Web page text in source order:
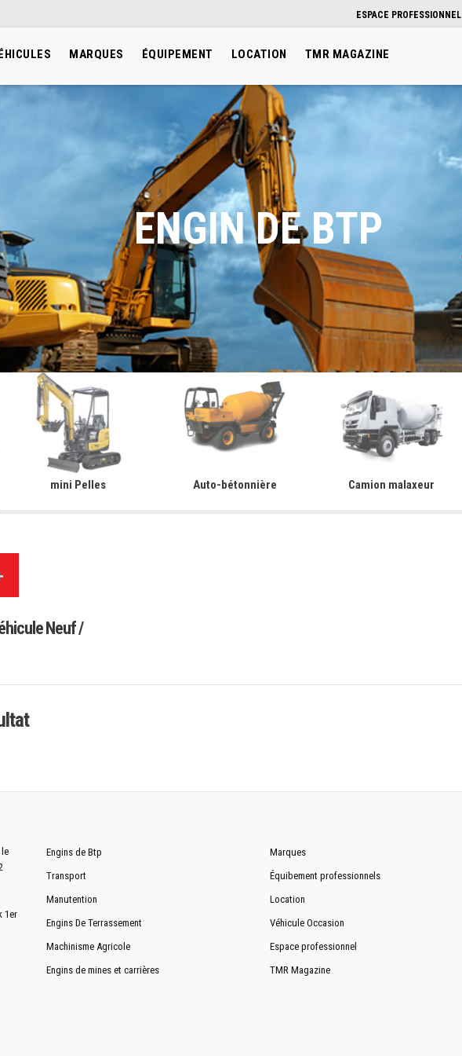
ESPACE PROFESSIONNEL
MARQUES ÉQUIPEMENT LOCATION TMR MAGAZINE
ENGIN DE BTP
mini Pelles Auto-bétonnière Camion malaxeur
Neuf /
1er
Engins de Btp
Transport
Manutention
Engins De Terrassement
Machinisme Agricole
Engins de mines et carrières
Marques
Équibement professionnels
Location
Véhicule Occasion
Espace professionnel
TMR Magazine